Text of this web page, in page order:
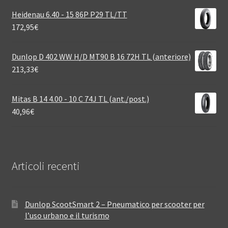
Heidenau 6.40 - 15 86P P29 TL/TT
172,95€
Dunlop D 402 WW H/D MT90 B 16 72H TL (anteriore)
213,33€
Mitas B 14 4.00 - 10 C 74J TL (ant./post.)
40,96€
Articoli recenti
Dunlop ScootSmart 2 – Pneumatico per scooter per
l’uso urbano e il turismo